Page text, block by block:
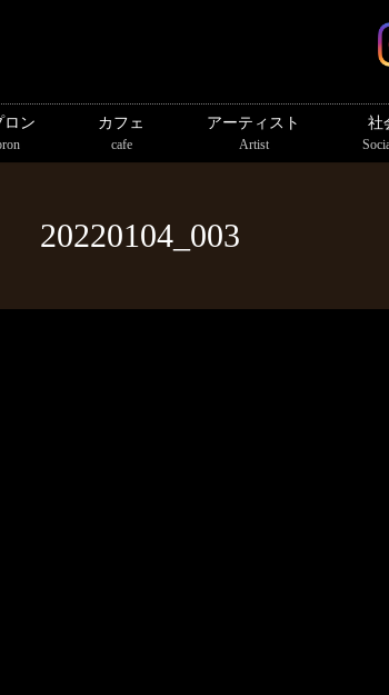
ロン カフェ
cafe
アーティスト
Artist
社
20220104_003